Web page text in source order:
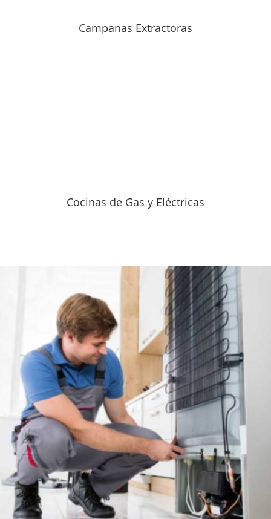
Campanas Extractoras
Cocinas de Gas y Eléctricas